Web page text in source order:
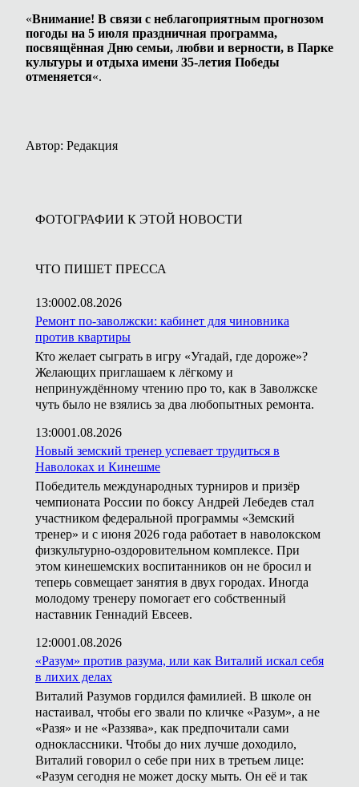
«Внимание! В связи с неблагоприятным прогнозом
погоды на 5 июля праздничная программа,
посвящённая Дню семьи, любви и верности, в Парке
культуры и отдыха имени 35-летия Победы
отменяется«.
Автор: Редакция
ФОТОГРАФИИ К ЭТОЙ НОВОСТИ
ЧТО ПИШЕТ ПРЕССА
13:0002.08.2026
Ремонт по-заволжски: кабинет для чиновника
против квартиры
Кто желает сыграть в игру «Угадай, где дороже»?
Желающих приглашаем к лёгкому и
непринуждённому чтению про то, как в Заволжске
чуть было не взялись за два любопытных ремонта.
13:0001.08.2026
Новый земский тренер успевает трудиться в
Наволоках и Кинешме
Победитель международных турниров и призёр
чемпионата России по боксу Андрей Лебедев стал
участником федеральной программы «Земский
тренер» и с июня 2026 года работает в наволокском
физкультурно-оздоровительном комплексе. При
этом кинешемских воспитанников он не бросил и
теперь совмещает занятия в двух городах. Иногда
молодому тренеру помогает его собственный
наставник Геннадий Евсеев.
12:0001.08.2026
«Разум» против разума, или как Виталий искал себя
в лихих делах
Виталий Разумов гордился фамилией. В школе он
настаивал, чтобы его звали по кличке «Разум», а не
«Разя» и не «Раззява», как предпочитали сами
одноклассники. Чтобы до них лучше доходило,
Виталий говорил о себе при них в третьем лице:
«Разум сегодня не может доску мыть. Он её и так